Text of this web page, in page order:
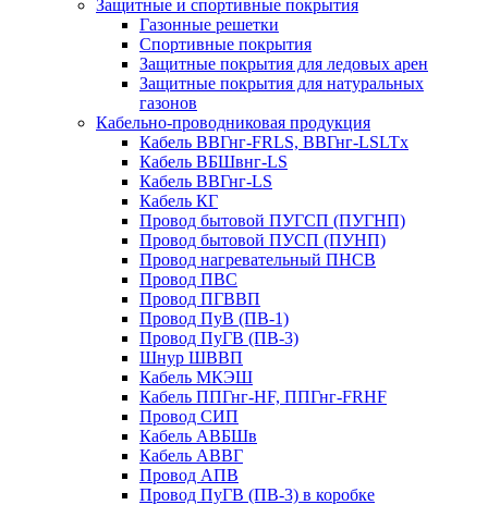
Защитные и спортивные покрытия
Газонные решетки
Спортивные покрытия
Защитные покрытия для ледовых арен
Защитные покрытия для натуральных
газонов
Кабельно-проводниковая продукция
Кабель ВВГнг-FRLS, ВВГнг-LSLTx
Кабель ВБШвнг-LS
Кабель ВВГнг-LS
Кабель КГ
Провод бытовой ПУГСП (ПУГНП)
Провод бытовой ПУСП (ПУНП)
Провод нагревательный ПНСВ
Провод ПВС
Провод ПГВВП
Провод ПуВ (ПВ-1)
Провод ПуГВ (ПВ-3)
Шнур ШВВП
Кабель МКЭШ
Кабель ППГнг-HF, ППГнг-FRHF
Провод СИП
Кабель АВБШв
Кабель АВВГ
Провод АПВ
Провод ПуГВ (ПВ-3) в коробке